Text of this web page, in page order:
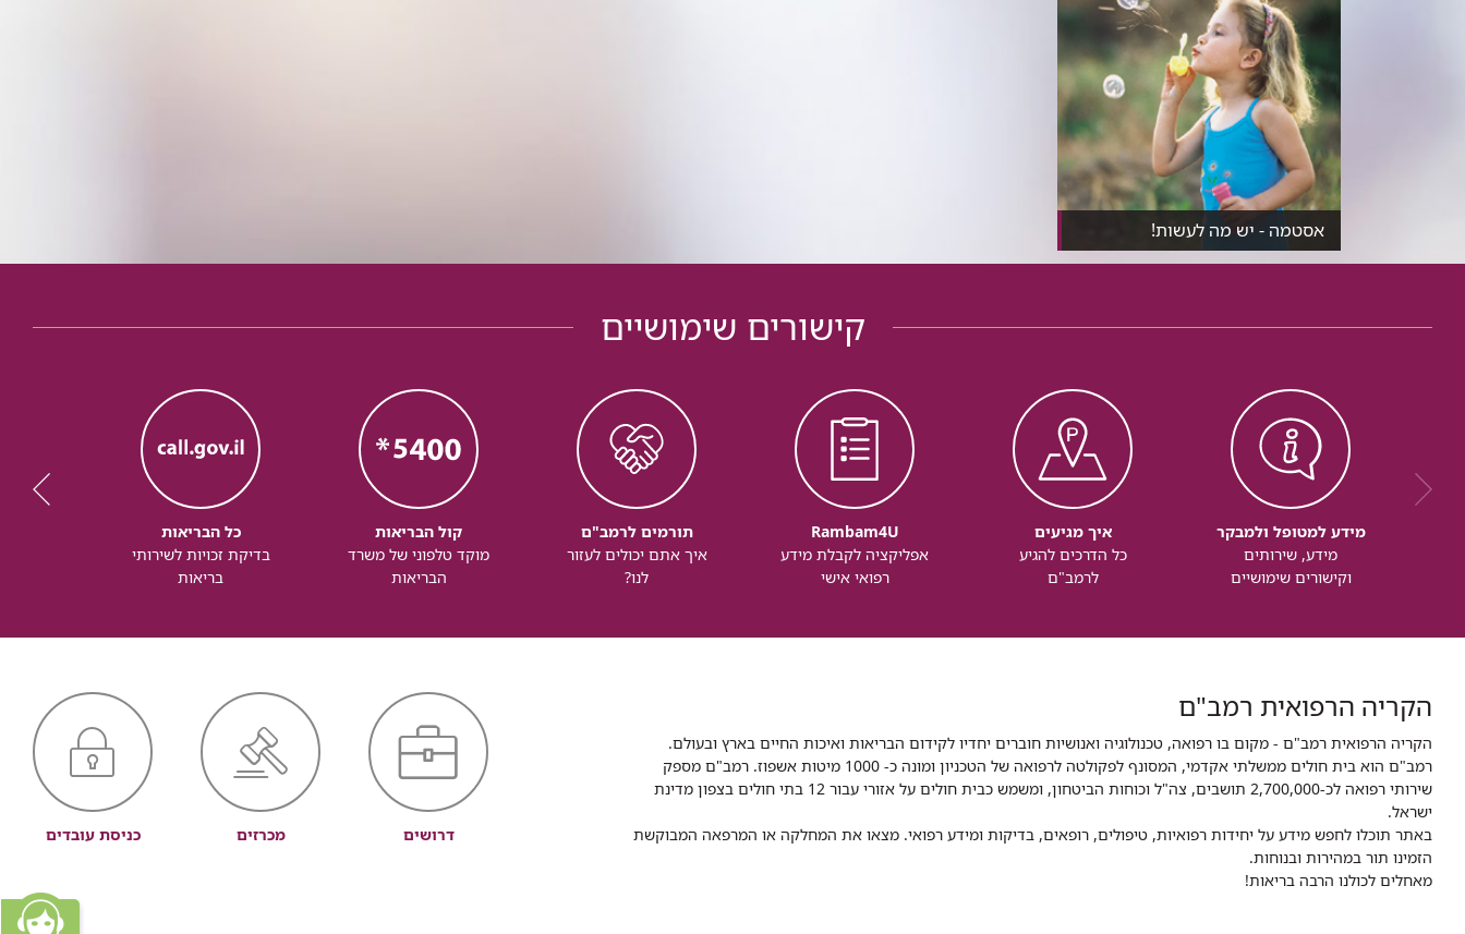
אסטמה - יש מה לעשות!
כ-30% מהילדים הצעירים סובלים
קישורים שימושיים
מידע למטופל ולמבקר
מידע, שירותים
וקישורים שימושיים
איך מגיעים
כל הדרכים להגיע
לרמב"ם
Rambam4U
אפליקציה לקבלת מידע
רפואי אישי
תורמים לרמב"ם
איך אתם יכולים לעזור
לנו?
קול הבריאות
מוקד טלפוני של משרד
הבריאות
כל הבריאות
בדיקת זכויות לשירותי
בריאות
הקריה הרפואית רמב"ם
הקריה הרפואית רמב"ם - מקום בו רפואה, טכנולוגיה ואנושיות חוברים יחדיו לקידום הבריאות ואיכות החיים בארץ ובעולם.
רמב"ם הוא בית חולים ממשלתי אקדמי, המסונף לפקולטה לרפואה של הטכניון ומונה כ- 1000 מיטות אשפוז. רמב"ם מספק
שירותי רפואה לכ-2,700,000 תושבים, צה"ל וכוחות הביטחון, ומשמש כבית חולים על אזורי עבור 12 בתי חולים בצפון מדינת
ישראל.
באתר תוכלו לחפש מידע על יחידות רפואיות, טיפולים, רופאים, בדיקות ומידע רפואי. מצאו את המחלקה או המרפאה המבוקשת
הזמינו תור במהירות ובנוחות.
מאחלים לכולנו הרבה בריאות!
דרושים מכרזים כניסת עובדים